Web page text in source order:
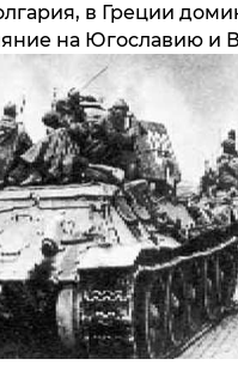
в Греции
на Югославию и